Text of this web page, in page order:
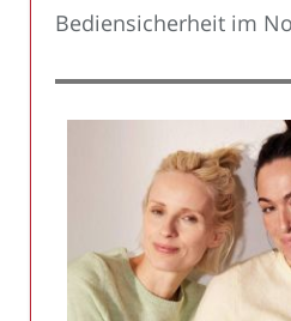
Bediensicherheit im